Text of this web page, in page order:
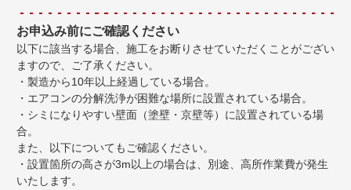
お申込み前にご確認ください
以下に該当する場合、施工をお断りさせていただくことがござい
ますので、ご了承ください。
・製造から10年以上経過している場合。
・エアコンの分解洗浄が困難な場所に設置されている場合。
・シミになりやすい壁面（塗壁・京壁等）に設置されている場
合。
また、以下についてもご確認ください。
・設置箇所の高さが3m以上の場合は、別途、高所作業費が発生
いたします。